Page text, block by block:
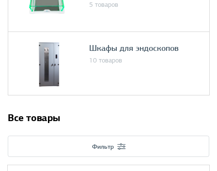
5 товаров
Шкафы для эндоскопов
10 товаров
Все товары
Фильтр